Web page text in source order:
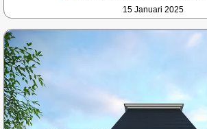
15 Januari 2025